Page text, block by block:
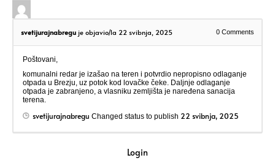
svetijurajnabregu je objavio/la 22 svibnja, 2025 0 Comments
Poštovani,
komunalni redar je izašao na teren i potvrdio nepropisno odlaganje
otpada u Brezju, uz potok kod lovačke čeke. Daljnje odlaganje
otpada je zabranjeno, a vlasniku zemljišta je naređena sanacija
terena.
svetijurajnabregu Changed status to publish 22 svibnja, 2025
Login